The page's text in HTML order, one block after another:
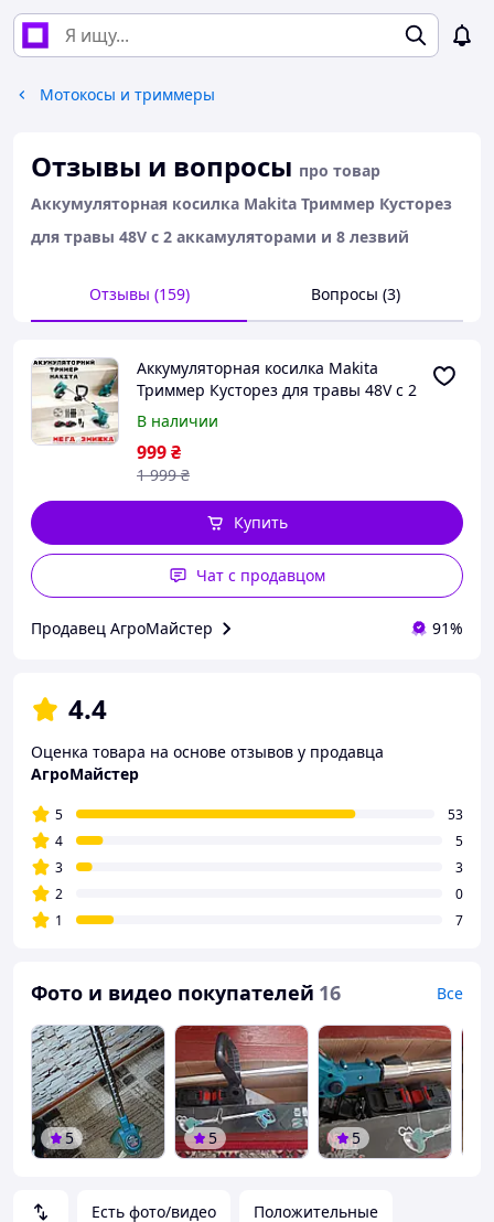
Мотокосы и триммеры
Отзывы и вопросы про товар
Аккумуляторная косилка Makita Триммер Кусторез
для травы 48V с 2 аккамуляторами и 8 лезвий
Отзывы (159) Вопросы (3)
Есть фото/видео Положительные
Аккумуляторная косилка Makita
Триммер Кусторез для травы 48V с 2
аккамуляторами и 8 лезвий
В наличии
999₴
1 999 ₴
Купить
Чат с продавцом
Продавец АгроМайстер 91%
4.4
Оценка товара на основе отзывов у продавца
АгроМайстер
5
53
4
5
3
3
2
0
1
7
Фото и видео покупателей 16 Все
5 5 5